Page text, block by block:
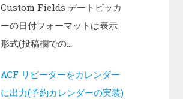
Custom Fields デートピッカ
ーの日付フォーマットは表示
形式(投稿欄での...
ACF リピーターをカレンダー
に出力(予約カレンダーの実装)